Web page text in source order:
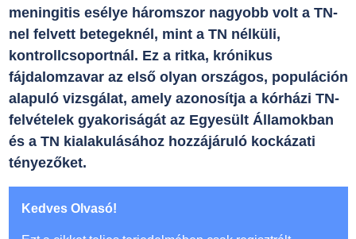
meningitis esélye háromszor nagyobb volt a TN-
nel felvett betegeknél, mint a TN nélküli,
kontrollcsoportnál. Ez a ritka, krónikus
fájdalomzavar az első olyan országos, populáción
alapuló vizsgálat, amely azonosítja a kórházi TN-
felvételek gyakoriságát az Egyesült Államokban
és a TN kialakulásához hozzájáruló kockázati
tényezőket.
Kedves Olvasó!